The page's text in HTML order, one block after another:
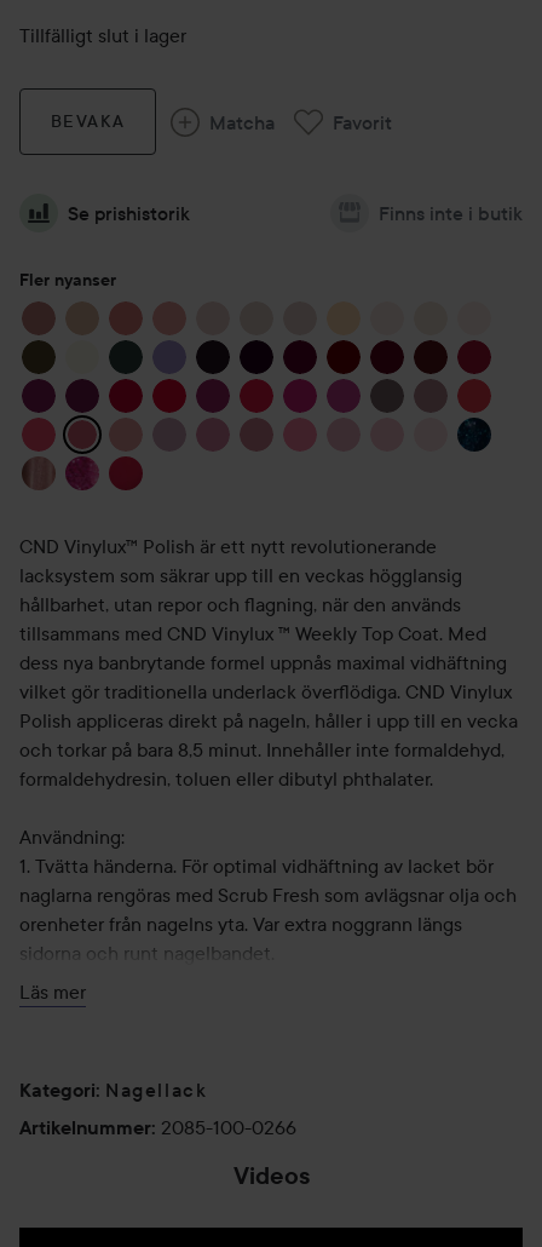
Tillfälligt slut i lager
BEVAKA Matcha Favorit
Se prishistorik Finns inte i butik
Fler nyanser
CND Vinylux™ Polish är ett nytt revolutionerande
lacksystem som säkrar upp till en veckas högglansig
hållbarhet, utan repor och flagning, när den används
tillsammans med CND Vinylux ™ Weekly Top Coat. Med
dess nya banbrytande formel uppnås maximal vidhäftning
vilket gör traditionella underlack överflödiga. CND Vinylux
Polish appliceras direkt på nageln, håller i upp till en vecka
och torkar på bara 8,5 minut. Innehåller inte formaldehyd,
formaldehydresin, toluen eller dibutyl phthalater.
Användning:
1. Tvätta händerna. För optimal vidhäftning av lacket bör
naglarna rengöras med Scrub Fresh som avlägsnar olja och
orenheter från nagelns yta. Var extra noggrann längs
sidorna och runt nagelbandet.
2. Skaka Vinylux™ Polish och Weekly Top Coat kraftigt i 30
lacket). Vinylux™ torkar mycket snabbare än traditionella
nagellack, det är därför viktigt att du försöker använda dig
Läs mer
Kategori: Nagellack
Artikelnummer: 2085-100-0266
Videos